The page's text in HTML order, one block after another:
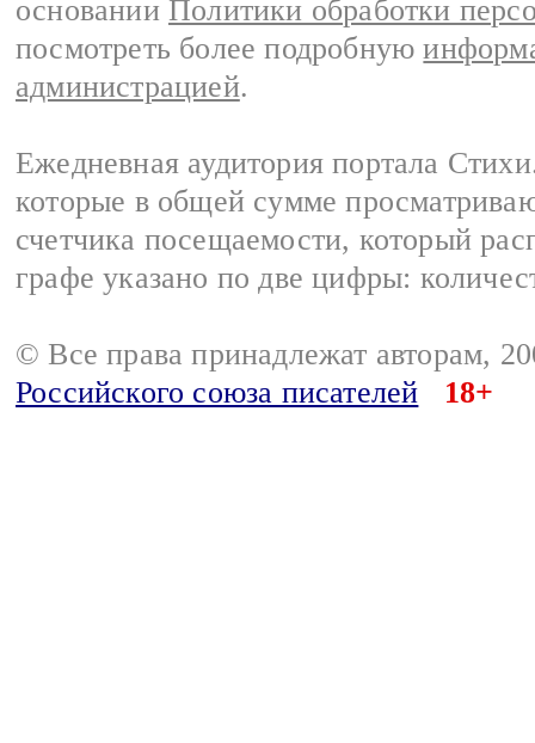
основании Политики обработки
посмотреть более подробную
администрацией.
Ежедневная аудитория портала
которые в общей сумме
счетчика посещаемости, который
графе указано по две цифры:
© Все права принадлежат авторам,
Российского союза писателей
18+